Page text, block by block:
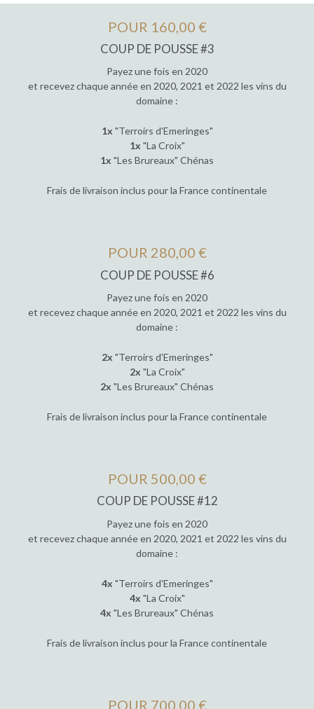
POUR 160,00 €
COUP DE POUSSE #3
Payez une fois en 2020
et recevez chaque année en 2020, 2021 et 2022 les vins du
domaine :
1x "Terroirs d'Emeringes"
1x "La Croix"
1x "Les Brureaux" Chénas
Frais de livraison inclus pour la France continentale
POUR 280,00 €
COUP DE POUSSE #6
Payez une fois en 2020
et recevez chaque année en 2020, 2021 et 2022 les vins du
domaine :
2x "Terroirs d'Emeringes"
2x "La Croix"
2x "Les Brureaux" Chénas
Frais de livraison inclus pour la France continentale
POUR 500,00 €
COUP DE POUSSE #12
Payez une fois en 2020
et recevez chaque année en 2020, 2021 et 2022 les vins du
domaine :
4x "Terroirs d'Emeringes"
4x "La Croix"
4x "Les Brureaux" Chénas
Frais de livraison inclus pour la France continentale
POUR 700,00 €